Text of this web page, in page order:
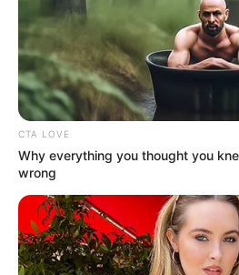
Hier werden dieschönsten
CTA LOVE
Why everything you thought you
wrong